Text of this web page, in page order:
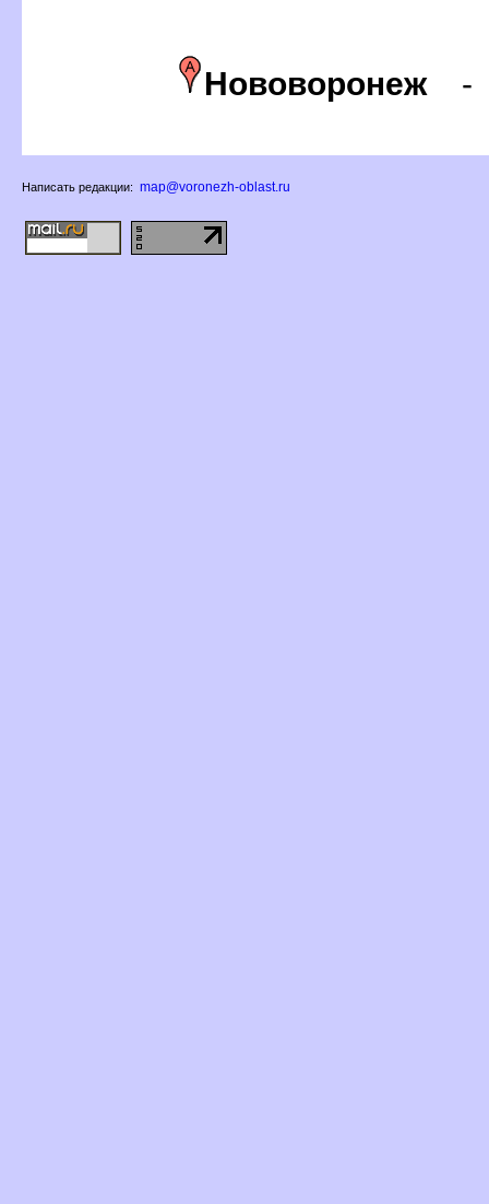
Нововоронеж
Написать редакции: map@voronezh-oblast.ru